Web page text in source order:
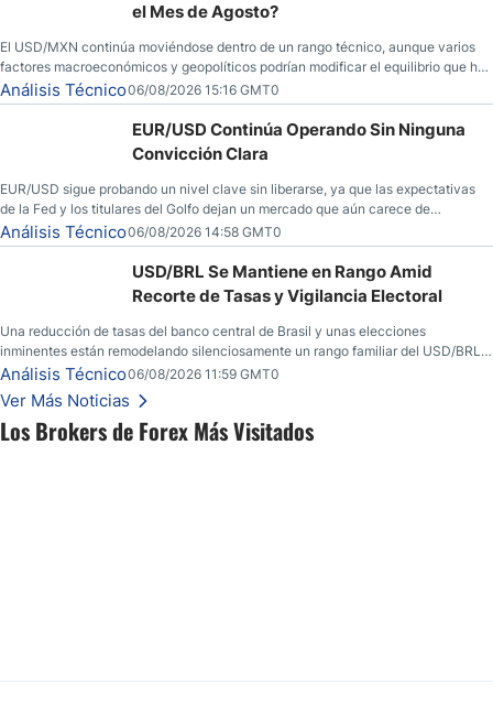
Los Brokers de Forex Más Visitados
el Mes de Agosto?
El USD/MXN continúa moviéndose dentro de un rango técnico, aunque varios
factores macroeconómicos y geopolíticos podrían modificar el equilibrio que ha
dominado al mercado en las últimas semanas.
Análisis Técnico06/08/2026 15:16 GMT0
EUR/USD Continúa Operando Sin Ninguna
Convicción Clara
EUR/USD sigue probando un nivel clave sin liberarse, ya que las expectativas
de la Fed y los titulares del Golfo dejan un mercado que aún carece de
convicción real.
Análisis Técnico06/08/2026 14:58 GMT0
USD/BRL Se Mantiene en Rango Amid
Recorte de Tasas y Vigilancia Electoral
Una reducción de tasas del banco central de Brasil y unas elecciones
inminentes están remodelando silenciosamente un rango familiar del USD/BRL.
Una reducción de tasas por parte del banco central de Brasil y unas elecciones
inminentes están remodelando silenciosamente un rango familiar del USD/BRL.
Esto es lo que los traders están observando a continuación.
Análisis Técnico06/08/2026 11:59 GMT0
Ver Más Noticias